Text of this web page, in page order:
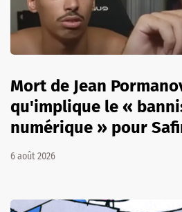
Mort de Jean
qu'implique le «
numérique » pour
6 août 2026